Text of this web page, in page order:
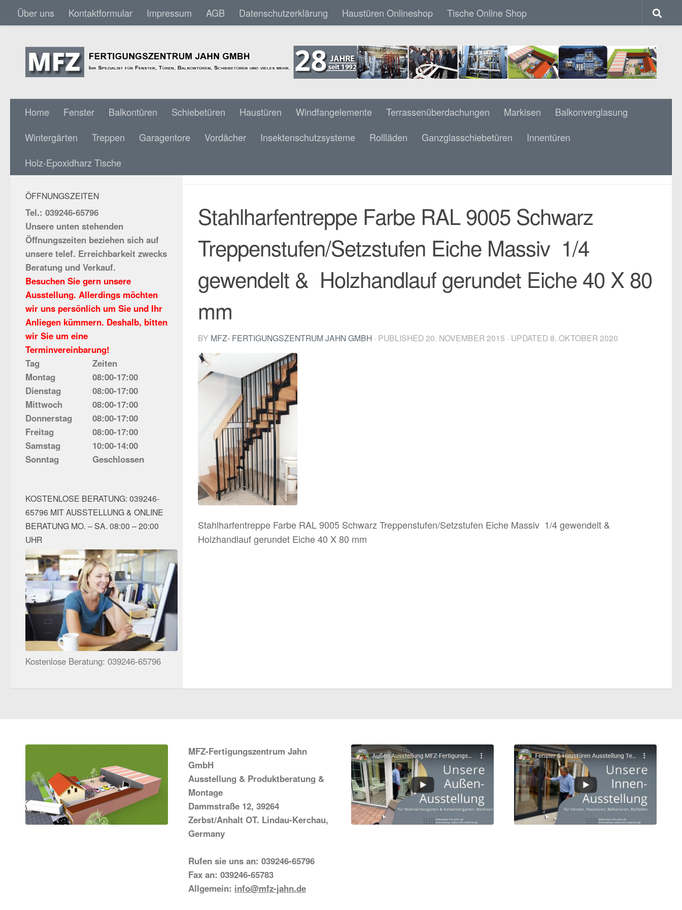
Skip to content
Über uns Kontaktformular Impressum AGB Datenschutzerklärung Haustüren Onlineshop Tische Online Shop
Home Fenster Balkontüren Schiebetüren Haustüren Windfangelemente Terrassenüberdachungen Markisen
Balkonverglasung
Wintergärten
Treppen Garagentore Vordächer Insektenschutzsysteme Rollläden Ganzglasschiebetüren
Innentüren
Holz-Epoxidharz Tische
Stahlharfentreppe Farbe RAL 9005 Schwarz
Treppenstufen/Setzstufen Eiche Massiv 1/4
gewendelt & Holzhandlauf gerundet Eiche 40 X 80
mm
BY MFZ- FERTIGUNGSZENTRUM JAHN GMBH · PUBLISHED 20. NOVEMBER 2015 · UPDATED8. OKTOBER 2020
Stahlharfentreppe Farbe RAL 9005 Schwarz Treppenstufen/Setzstufen Eiche Massiv 1/4 gewendelt &
Holzhandlauf gerundet Eiche 40 X 80 mm
SOCIAL MEDIA:
ÖFFNUNGSZEITEN
Tel.: 039246-65796
Unsere unten stehenden
Öffnungszeiten beziehen sich auf
unsere telef. Erreichbarkeit zwecks
Beratung und Verkauf.
Besuchen Sie gern unsere
Ausstellung. Allerdings möchten
wir uns persönlich um Sie und Ihr
Anliegen kümmern. Deshalb, bitten
wir Sie um eine
Terminvereinbarung!
Tag
Zeiten
Montag
08:00-17:00
Dienstag
08:00-17:00
Mittwoch
08:00-17:00
Donnerstag
08:00-17:00
Freitag
08:00-17:00
Samstag
10:00-14:00
Sonntag
Geschlossen
KOSTENLOSE BERATUNG: 039246-
65796 MIT AUSSTELLUNG & ONLINE
BERATUNG MO. – SA. 08:00 – 20:00
UHR
Kostenlose Beratung: 039246-65796
MFZ-Fertigungszentrum Jahn
GmbH
Ausstellung & Produktberatung &
Montage
Dammstraße 12, 39264
Zerbst/Anhalt OT. Lindau-Kerchau,
Germany
Rufen sie uns an: 039246-65796
Fax an: 039246-65783
Allgemein: info@mfz-jahn.de